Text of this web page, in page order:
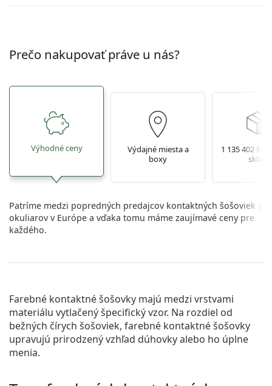
Prečo nakupovať práve u nás?
Výhodné ceny
Výdajné miesta a
boxy
1 135 402
sklade
Patríme medzi popredných predajcov kontaktných šošoviek a
okuliarov v Európe a vďaka tomu máme zaujímavé ceny pre
každého.
Farebné kontaktné šošovky majú medzi vrstvami
materiálu vytlačený špecifický vzor. Na rozdiel od
bežných čírych šošoviek, farebné kontaktné šošovky
upravujú prirodzený vzhľad dúhovky alebo ho úplne
menia.